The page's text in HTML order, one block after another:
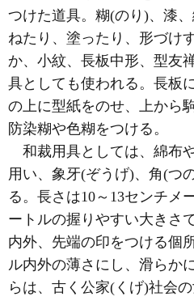
つけた道具。糊(のり)、漆
ねたり、塗ったり、形づけ
か、小紋、長板中形、型友
具としても使われる。長板
の上に型紙をのせ、上から
防染糊や色糊をつける。
和裁用具としては、綿布
用い、象牙(ぞうげ)、角(つ
る。長さは10～13センチメ
ートルの握りやすい大きさ
内外、先端の印をつける個
ル内外の薄さにし、滑らか
らは、古く公家(くげ)社会